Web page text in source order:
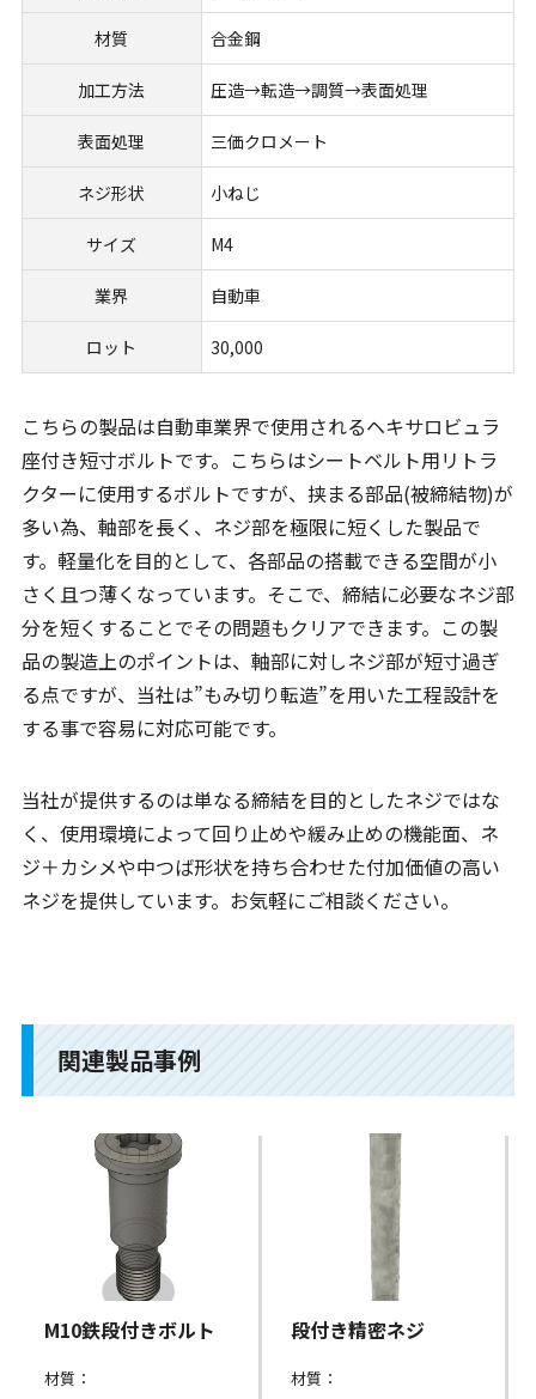
材質 合金鋼
加工方法 圧造→転造→調質→表面処理
表面処理 三価クロメート
ネジ形状 小ねじ
サイズ M4
業界 自動車
ロット 30,000
こちらの製品は自動車業界で使用されるヘキサロビュラ
座付き短寸ボルトです。こちらはシートベルト用リトラ
クターに使用するボルトですが、挟まる部品(被締結物)が
多い為、軸部を長く、ネジ部を極限に短くした製品で
す。軽量化を目的として、各部品の搭載できる空間が小
さく且つ薄くなっています。そこで、締結に必要なネジ部
分を短くすることでその問題もクリアできます。この製
品の製造上のポイントは、軸部に対しネジ部が短寸過ぎ
る点ですが、当社は”もみ切り転造”を用いた工程設計を
する事で容易に対応可能です。
当社が提供するのは単なる締結を目的としたネジではな
く、使用環境によって回り止めや緩み止めの機能面、ネ
ジ＋カシメや中つば形状を持ち合わせた付加価値の高い
ネジを提供しています。お気軽にご相談ください。
関連製品事例
M10鉄段付きボルト
材質：
段付き精密ネジ
材質：